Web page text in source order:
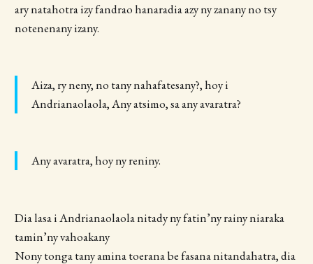
ary natahotra izy fandrao hanaradia azy ny zanany no tsy
notenenany izany.
Aiza, ry neny, no tany nahafatesany?, hoy i
Andrianaolaola, Any atsimo, sa any avaratra?
Any avaratra, hoy ny reniny.
Dia lasa i Andrianaolaola nitady ny fatin’ny rainy niaraka
tamin’ny vahoakany
Nony tonga tany amina toerana be fasana nitandahatra, dia